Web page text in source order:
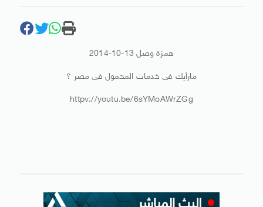
همزة وصل 13-10-2014
مارأيك فى خدمات المحمول فى مصر ؟
httpv://youtu.be/6sYMoAWrZGg